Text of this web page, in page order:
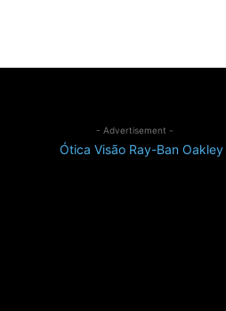
- Advertisement -